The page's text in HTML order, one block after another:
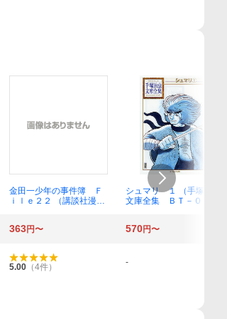
金田一少年の事件簿 Ｆ
ｉｌｅ２２ （講談社漫画
シュマリ １ （手塚治虫
文庫全集 ＢＴ－０２
363円〜 570円〜
5.00 （4件） -